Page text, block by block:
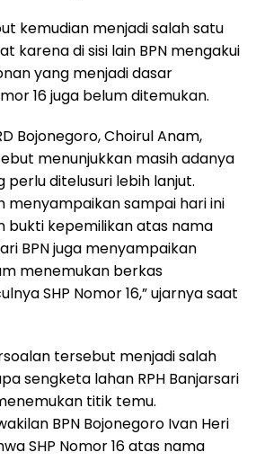
kemudian menjadi salah satu
karena di sisi lain BPN mengakui
yang menjadi dasar
16 juga belum ditemukan.
Bojonegoro, Choirul Anam,
menunjukkan masih adanya
perlu ditelusuri lebih lanjut.
menyampaikan sampai hari ini
bukti kepemilikan atas nama
BPN juga menyampaikan
menemukan berkas
SHP Nomor 16,” ujarnya saat
tersebut menjadi salah
sengketa lahan RPH Banjarsari
titik temu.
BPN Bojonegoro Ivan Heri
SHP Nomor 16 atas nama